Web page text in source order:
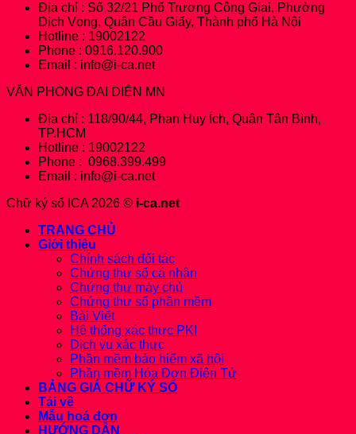
Địa chỉ : Số 32/21 Phố Trương Công Giai, Phường
Dịch Vọng, Quận Cầu Giấy, Thành phố Hà Nội
Hotline : 19002122
Phone : 0916.120.900
Email : info@i-ca.net
VĂN PHÒNG ĐẠI DIỆN MN
Địa chỉ : 118/90/44, Phan Huy Ích, Quận Tân Bình,
TP.HCM
Hotline : 19002122
Phone : 0968.399.499
Email : info@i-ca.net
Chữ ký số ICA 2026 © i-ca.net
TRANG CHỦ
Giới thiệu
Chính sách đối tác
Chứng thư số cá nhân
Chứng thư máy chủ
Chứng thư số phần mềm
Bài Viết
Hệ thống xác thực PKI
Dịch vụ xác thực
Phần mềm bảo hiểm xã hội
Phần mềm Hóa Đơn Điện Tử
BẢNG GIÁ CHỮ KÝ SỐ
Tải về
Mẫu hoá đơn
HƯỚNG DẪN